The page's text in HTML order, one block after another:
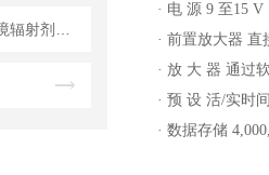
· 电 源 9 至 15 V
· 前置放大器 直
· 放 大 器 通过
· 预 设 活/实时
· 数据存储